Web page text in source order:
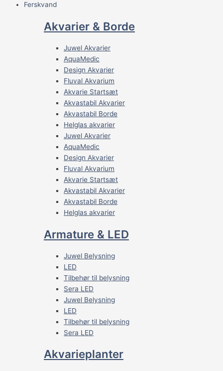
Ferskvand
Akvarier & Borde
Juwel Akvarier
AquaMedic
Design Akvarier
Fluval Akvarium
Akvarie Startsæt
Akvastabil Akvarier
Akvastabil Borde
Helglas akvarier
Juwel Akvarier
AquaMedic
Design Akvarier
Fluval Akvarium
Akvarie Startsæt
Akvastabil Akvarier
Akvastabil Borde
Helglas akvarier
Armature & LED
Juwel Belysning
LED
Tilbehør til belysning
Sera LED
Juwel Belysning
LED
Tilbehør til belysning
Sera LED
Akvarieplanter